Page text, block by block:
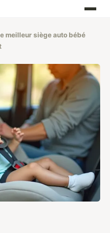
meilleur siège auto bébé